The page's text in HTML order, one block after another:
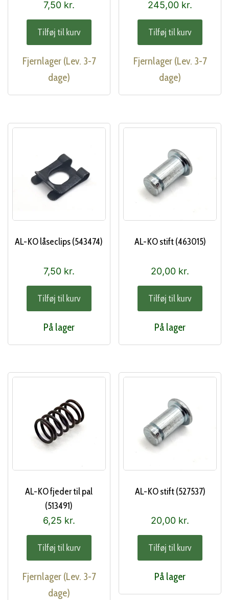
7,50 kr.
Tilføj til kurv
Fjernlager (Lev. 3-7
dage)
245,00 kr.
Tilføj til kurv
Fjernlager (Lev. 3-7
dage)
AL-KO låseclips (543474)
7,50 kr.
Tilføj til kurv
På lager
AL-KO stift (463015)
20,00 kr.
Tilføj til kurv
På lager
AL-KO fjeder til pal
(513491)
6,25 kr.
Tilføj til kurv
Fjernlager (Lev. 3-7
dage)
AL-KO stift (527537)
20,00 kr.
Tilføj til kurv
På lager